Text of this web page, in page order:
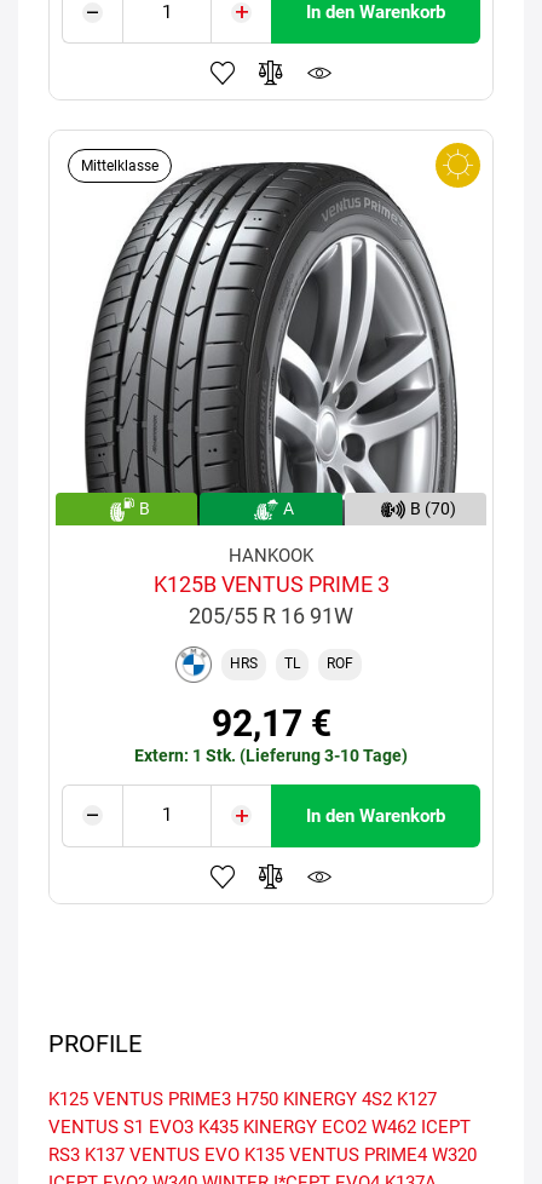
In den Warenkorb
Mittelklasse
B A B (70)
HANKOOK
K125B VENTUS PRIME 3
205/55 R 16 91W
HRS TL ROF
92,17 €
Extern: 1 Stk. (Lieferung 3-10 Tage)
In den Warenkorb
PROFILE
K125 VENTUS PRIME3 H750 KINERGY 4S2 K127
VENTUS S1 EVO3 K435 KINERGY ECO2 W462 ICEPT
RS3 K137 VENTUS EVO K135 VENTUS PRIME4 W320